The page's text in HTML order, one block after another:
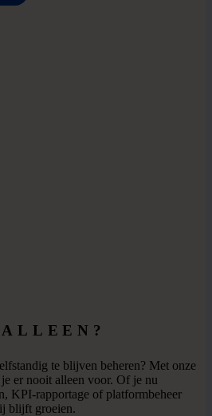
te blijven beheren? Met onze
er nooit alleen voor. Of je nu
KPI-rapportage of platformbeheer
blijft groeien.